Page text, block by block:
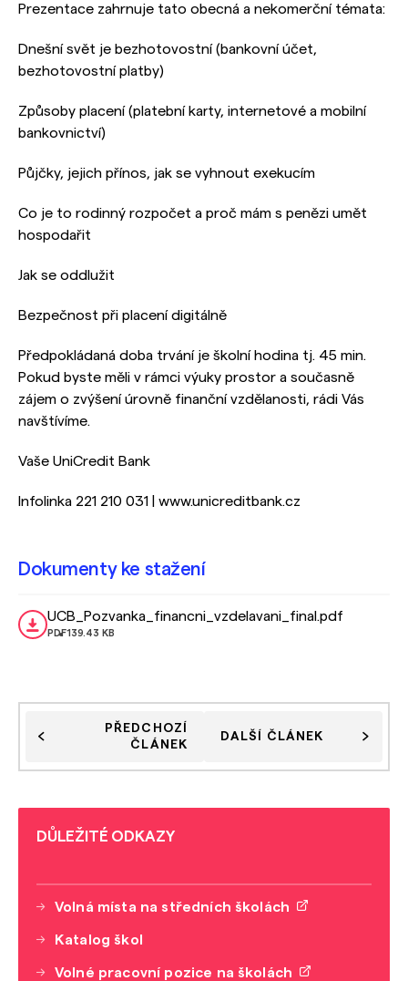
Prezentace zahrnuje tato obecná a nekomerční témata:
Dnešní svět je bezhotovostní (bankovní účet,
bezhotovostní platby)
Způsoby placení (platební karty, internetové a mobilní
bankovnictví)
Půjčky, jejich přínos, jak se vyhnout exekucím
Co je to rodinný rozpočet a proč mám s penězi umět
hospodařit
Jak se oddlužit
Bezpečnost při placení digitálně
Předpokládaná doba trvání je školní hodina tj. 45 min.
Pokud byste měli v rámci výuky prostor a současně
zájem o zvýšení úrovně finanční vzdělanosti, rádi Vás
navštívíme.
Vaše UniCredit Bank
Infolinka 221 210 031 | www.unicreditbank.cz
Dokumenty ke stažení
UCB_Pozvanka_financni_vzdelavani_final.pdf
PDF139.43 KB
PŘEDCHOZÍ
ČLÁNEK
DALŠÍ ČLÁNEK
DŮLEŽITÉ ODKAZY
Volná místa na středních školách
Katalog škol
Volné pracovní pozice na školách